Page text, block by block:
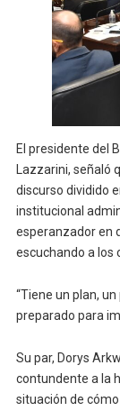
El presidente del
Lazzarini, señaló
discurso dividido
institucional
esperanzador en
escuchando a los
“Tiene un plan,
preparado para
Su par, Dorys
contundente a la
situación de cómo